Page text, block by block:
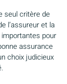
seul critère de
l’assureur et la
pour
assurance
choix judicieux